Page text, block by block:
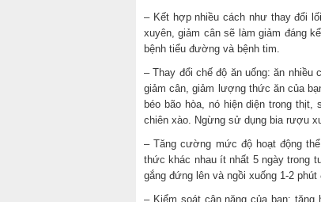
– Kết hợp nhiều cách như thay đổi
xuyên, giảm cân sẽ làm giảm đáng
bệnh tiểu đường và bệnh tim.
– Thay đổi chế độ ăn uống: ăn
giảm cân, giảm lượng thức ăn của
béo bão hòa, nó hiện diện trong
chiên xào. Ngừng sử dụng bia rượu
– Tăng cường mức độ hoạt động
thức khác nhau ít nhất 5 ngày trong
gắng đứng lên và ngồi xuống 1-2 phút
– Kiểm soát cân nặng của bạn: